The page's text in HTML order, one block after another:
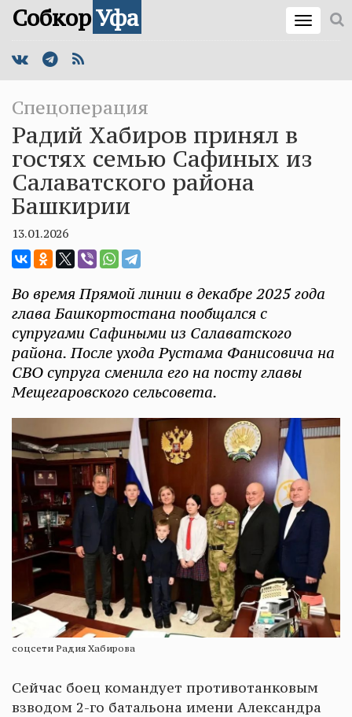
СобкорУфа
Спецоперация
Радий Хабиров принял в
гостях семью Сафиных из
Салаватского района
Башкирии
13.01.2026
Во время Прямой линии в декабре 2025 года
глава Башкортостана пообщался с
супругами Сафиными из Салаватского
района. После ухода Рустама Фанисовича на
СВО супруга сменила его на посту главы
Мещегаровского сельсовета.
соцсети Радия Хабирова
Сейчас боец командует противотанковым
взводом 2-го батальона имени Александра